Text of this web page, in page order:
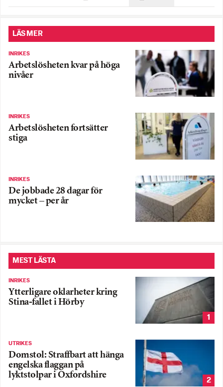
LÄS MER
INRIKES
Arbetslösheten kvar på höga
nivåer
INRIKES
Arbetslösheten fortsätter
stiga
INRIKES
De jobbade 28 dagar för
mycket – per år
MEST LÄSTA
INRIKES
Ytterligare oklarheter kring
Stina-fallet i Hörby
1
UTRIKES
Domstol: Straffbart att hänga
engelska flaggan på
lyktstolpar i Oxfordshire
2